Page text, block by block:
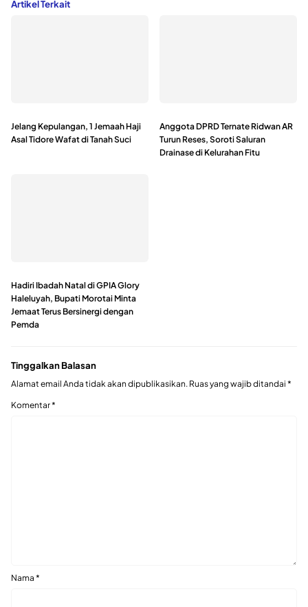
Artikel Terkait
Jelang Kepulangan, 1 Jemaah Haji
Asal Tidore Wafat di Tanah Suci
Anggota DPRD Ternate Ridwan AR
Turun Reses, Soroti Saluran
Drainase di Kelurahan Fitu
Hadiri Ibadah Natal di GPIA Glory
Haleluyah, Bupati Morotai Minta
Jemaat Terus Bersinergi dengan
Pemda
Tinggalkan Balasan
Alamat email Anda tidak akan dipublikasikan. Ruas yang wajib ditandai *
Komentar*
Nama *